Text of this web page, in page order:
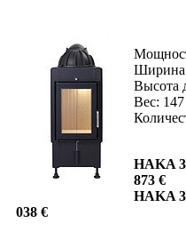
Ширина
Высота
Вес: 147
HAKA
873 €
HAKA
038 €